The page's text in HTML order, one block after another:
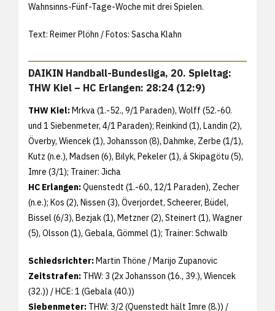
Wahnsinns-Fünf-Tage-Woche mit drei Spielen.
Text: Reimer Plöhn / Fotos: Sascha Klahn
DAIKIN Handball-Bundesliga, 20. Spieltag:
THW Kiel – HC Erlangen: 28:24 (12:9)
THW Kiel:Mrkva (1.-52., 9/1 Paraden), Wolff (52.-60.
und 1 Siebenmeter, 4/1 Paraden); Reinkind (1), Landin (2),
Överby, Wiencek (1), Johansson (8), Dahmke, Zerbe (1/1),
Kutz (n.e.), Madsen (6), Bilyk, Pekeler (1), á Skipagötu (5),
Imre (3/1); Trainer: Jicha
HC Erlangen:Quenstedt (1.-60., 12/1 Paraden), Zecher
(n.e.); Kos (2), Nissen (3), Överjordet, Scheerer, Büdel,
Bissel (6/3), Bezjak (1), Metzner (2), Steinert (1), Wagner
(5), Olsson (1), Gebala, Gömmel (1); Trainer: Schwalb
Schiedsrichter:Martin Thöne / Marijo Zupanovic
Zeitstrafen: THW: 3 (2x Johansson (16., 39.), Wiencek
(32.)) / HCE: 1 (Gebala (40.))
Siebenmeter: THW: 3/2 (Quenstedt hält Imre (8.)) /